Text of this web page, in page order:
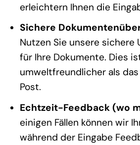
erleichtern Ihnen die
Sichere
Nutzen Sie unsere sichere
für Ihre Dokumente. Dies
umweltfreundlicher als
Post.
Echtzeit-Feedback (wo
einigen Fällen können wir
während der Eingabe